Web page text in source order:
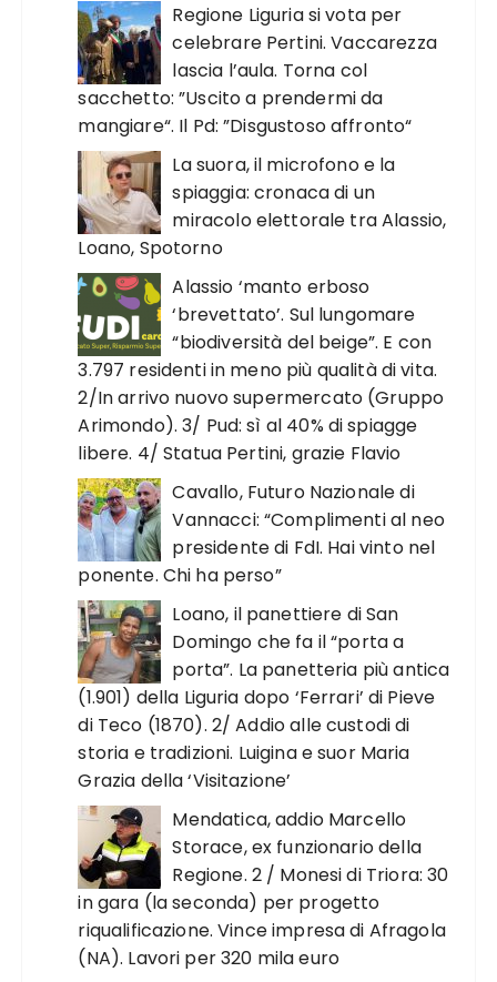
Regione Liguria si vota per
celebrare Pertini. Vaccarezza
lascia l’aula. Torna col
sacchetto: ”Uscito a prendermi da
mangiare“. Il Pd: ”Disgustoso affronto“
La suora, il microfono e la
spiaggia: cronaca di un
miracolo elettorale tra Alassio,
Loano, Spotorno
Alassio ‘manto erboso
‘brevettato’. Sul lungomare
“biodiversità del beige”. E con
3.797 residenti in meno più qualità di vita.
2/In arrivo nuovo supermercato (Gruppo
Arimondo). 3/ Pud: sì al 40% di spiagge
libere. 4/ Statua Pertini, grazie Flavio
Cavallo, Futuro Nazionale di
Vannacci: “Complimenti al neo
presidente di FdI. Hai vinto nel
ponente. Chi ha perso”
Loano, il panettiere di San
Domingo che fa il “porta a
porta”. La panetteria più antica
(1.901) della Liguria dopo ‘Ferrari’ di Pieve
di Teco (1870). 2/ Addio alle custodi di
storia e tradizioni. Luigina e suor Maria
Grazia della ‘Visitazione’
Mendatica, addio Marcello
Storace, ex funzionario della
Regione. 2 / Monesi di Triora: 30
in gara (la seconda) per progetto
riqualificazione. Vince impresa di Afragola
(NA). Lavori per 320 mila euro